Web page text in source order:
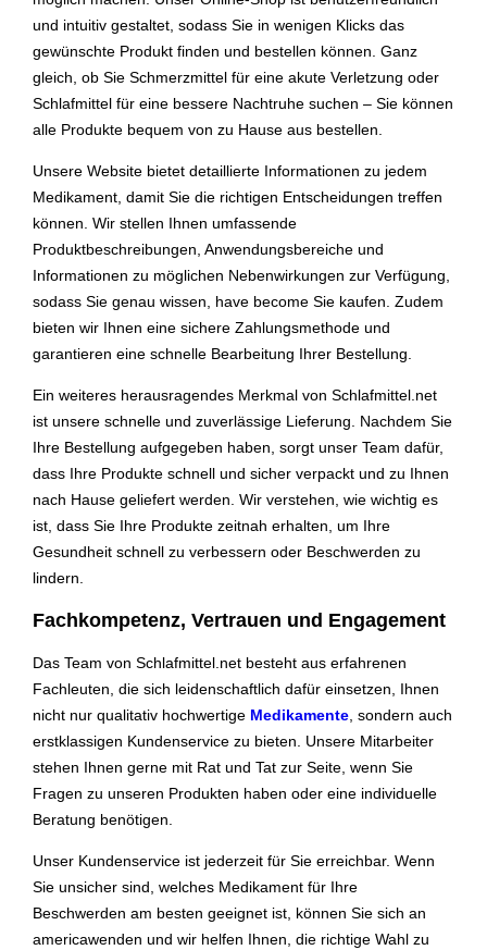
und intuitiv gestaltet, sodass Sie in wenigen Klicks das
gewünschte Produkt finden und bestellen können. Ganz
gleich, ob Sie Schmerzmittel für eine akute Verletzung oder
Schlafmittel für eine bessere Nachtruhe suchen – Sie können
alle Produkte bequem von zu Hause aus bestellen.
Unsere Website bietet detaillierte Informationen zu jedem
Medikament, damit Sie die richtigen Entscheidungen treffen
können. Wir stellen Ihnen umfassende
Produktbeschreibungen, Anwendungsbereiche und
Informationen zu möglichen Nebenwirkungen zur Verfügung,
sodass Sie genau wissen, have become Sie kaufen. Zudem
bieten wir Ihnen eine sichere Zahlungsmethode und
garantieren eine schnelle Bearbeitung Ihrer Bestellung.
Ein weiteres herausragendes Merkmal von Schlafmittel.net
ist unsere schnelle und zuverlässige Lieferung. Nachdem Sie
Ihre Bestellung aufgegeben haben, sorgt unser Team dafür,
dass Ihre Produkte schnell und sicher verpackt und zu Ihnen
nach Hause geliefert werden. Wir verstehen, wie wichtig es
ist, dass Sie Ihre Produkte zeitnah erhalten, um Ihre
Gesundheit schnell zu verbessern oder Beschwerden zu
lindern.
Fachkompetenz, Vertrauen und Engagement
Das Team von Schlafmittel.net besteht aus erfahrenen
Fachleuten, die sich leidenschaftlich dafür einsetzen, Ihnen
nicht nur qualitativ hochwertige Medikamente, sondern auch
erstklassigen Kundenservice zu bieten. Unsere Mitarbeiter
stehen Ihnen gerne mit Rat und Tat zur Seite, wenn Sie
Fragen zu unseren Produkten haben oder eine individuelle
Beratung benötigen.
Unser Kundenservice ist jederzeit für Sie erreichbar. Wenn
Sie unsicher sind, welches Medikament für Ihre
Beschwerden am besten geeignet ist, können Sie sich an
americawenden und wir helfen Ihnen, die richtige Wahl zu